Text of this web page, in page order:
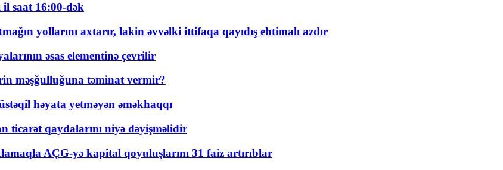
il saat 16:00-dək
yollarını axtarır, lakin əvvəlki ittifaqa qayıdış ehtimalı azdır
əsas elementinə çevrilir
məşğulluğuna təminat vermir?
həyata yetməyən əməkhaqqı
ticarət qaydalarını niyə dəyişməlidir
AÇG-yə kapital qoyuluşlarını 31 faiz artırıblar